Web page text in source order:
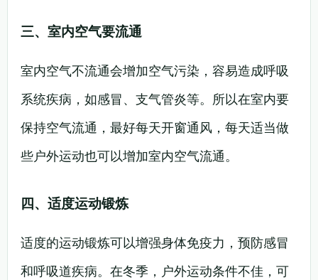
三、室内空气要流通
室内空气不流通会增加空气污染，容易造成呼吸
系统疾病，如感冒、支气管炎等。所以在室内要
保持空气流通，最好每天开窗通风，每天适当做
些户外运动也可以增加室内空气流通。
四、适度运动锻炼
适度的运动锻炼可以增强身体免疫力，预防感冒
和呼吸道疾病。在冬季，户外运动条件不佳，可